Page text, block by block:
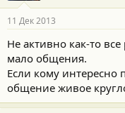
11 Дек 2013
Не активно как-то
мало общения.
Если кому интересно
общение живое